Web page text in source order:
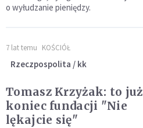
o wyłudzanie pieniędzy.
7 lat temu KOŚCIÓŁ
Rzeczpospolita / kk
Tomasz Krzyżak: to już
koniec fundacji "Nie
lękajcie się"